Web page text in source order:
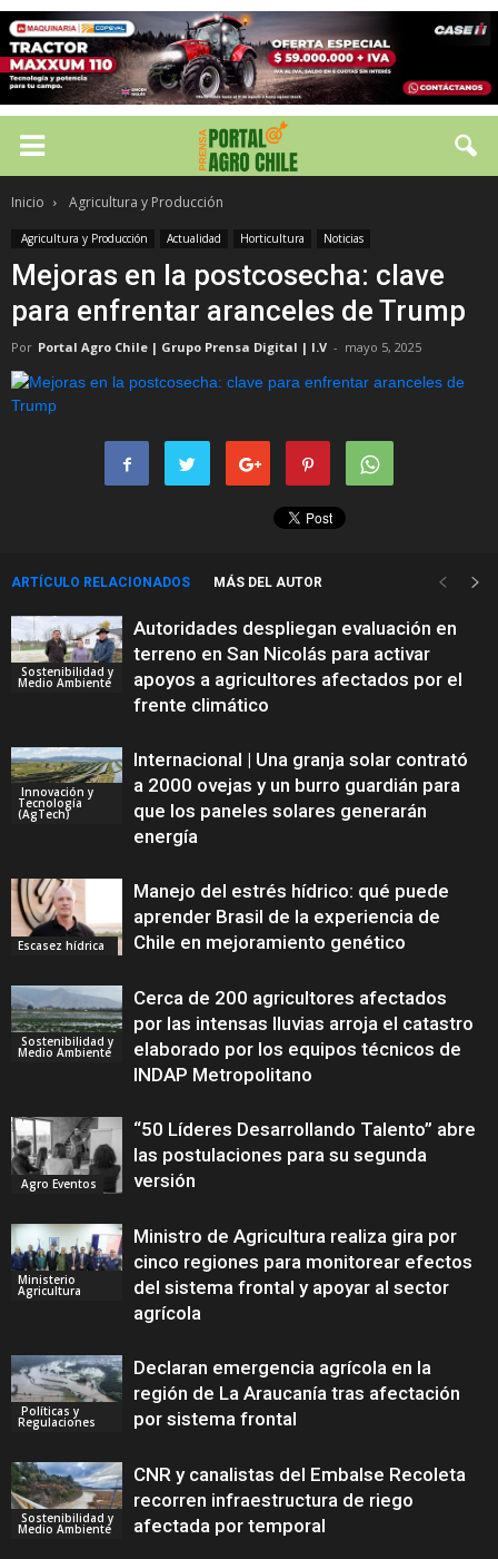
Inicio Agricultura y Producción
Agricultura y Producción Actualidad Horticultura Noticias
Mejoras en la postcosecha: clave
para enfrentar aranceles de Trump
Por Portal Agro Chile | Grupo Prensa Digital | I.V - mayo 5, 2025
ARTÍCULO RELACIONADOS MÁS DEL AUTOR
Sostenibilidad y
Medio Ambiente
Autoridades despliegan evaluación en
terreno en San Nicolás para activar
apoyos a agricultores afectados por el
frente climático
Innovación y
Tecnología
(AgTech)
Internacional | Una granja solar contrató
a 2000 ovejas y un burro guardián para
que los paneles solares generarán
energía
Escasez hídrica
Manejo del estrés hídrico: qué puede
aprender Brasil de la experiencia de
Chile en mejoramiento genético
Sostenibilidad y
Medio Ambiente
Cerca de 200 agricultores afectados
por las intensas lluvias arroja el catastro
elaborado por los equipos técnicos de
INDAP Metropolitano
Agro Eventos
“50 Líderes Desarrollando Talento” abre
las postulaciones para su segunda
versión
Ministerio
Agricultura
Ministro de Agricultura realiza gira por
cinco regiones para monitorear efectos
del sistema frontal y apoyar al sector
agrícola
Políticas y
Regulaciones
Declaran emergencia agrícola en la
región de La Araucanía tras afectación
por sistema frontal
Sostenibilidad y
Medio Ambiente
CNR y canalistas del Embalse Recoleta
recorren infraestructura de riego
afectada por temporal